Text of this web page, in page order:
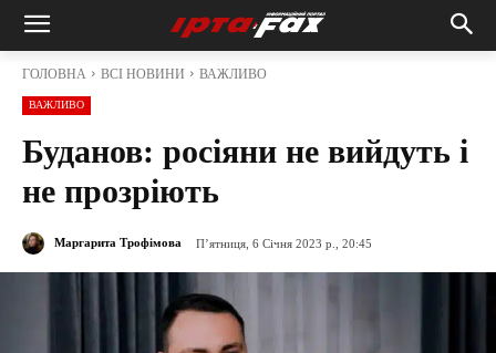
ГОЛОВНА ВСІ НОВИНИ ВАЖЛИВО
ВАЖЛИВО
Буданов: росіяни не вийдуть і
не прозріють
Маргарита Трофімова П’ятниця, 6 Січня 2023 р., 20:45